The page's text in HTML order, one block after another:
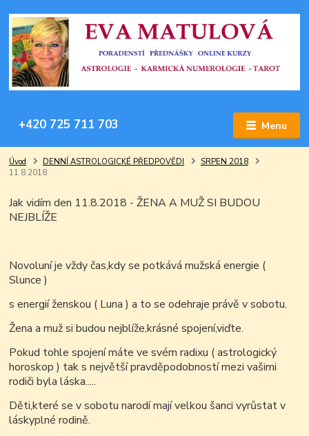
Menu
+420 725 711 703
Úvod DENNÍ ASTROLOGICKÉ PŘEDPOVĚDI
SRPEN 2018
11.8.2018
Jak vidím den 11.8.2018 - ŽENA A MUŽ SI BUDOU
NEJBLÍŽE
Novoluní je vždy čas,kdy se potkávámužská energie (
Slunce )
s energií ženskou ( Luna ) a to se odehraje právě v sobotu.
Žena a muž si budou nejblíže,krásné spojení,viďte.
Pokud tohle spojení máte ve svém radixu ( astrologický
horoskop ) tak s největší pravděpodobností mezi vašimi
rodiči byla láska.....
Děti,které se v sobotu narodí mají velkou šanci vyrůstat v
láskyplné rodině.